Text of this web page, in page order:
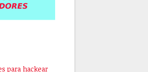
para hackear